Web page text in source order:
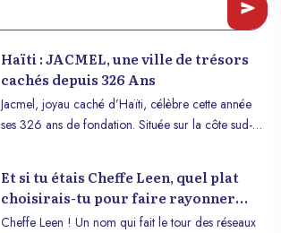
France, son pays de naturalisation depuis plusieurs
décennies, et demeure un immense esprit créatif,
intellectuel et grand témoin d’une époque fort
importante dans l’histoire des hommes.
Haïti : JACMEL, une ville de trésors
cachés depuis 326 Ans
Jacmel, joyau caché d’Haïti, célèbre cette année
ses 326 ans de fondation. Située sur la côte sud-est
culturel, est une source inépuisable de beauté et de
créativité.
Et si tu étais Cheffe Leen, quel plat
choisirais-tu pour faire rayonner
Haïti ?
Cheffe Leen ! Un nom qui fait le tour des réseaux